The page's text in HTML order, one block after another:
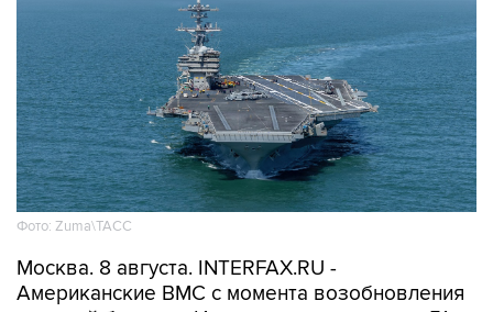
Фото: Zuma\ТАСС
Москва. 8 августа. INTERFAX.RU -
Американские ВМС с момента возобновления